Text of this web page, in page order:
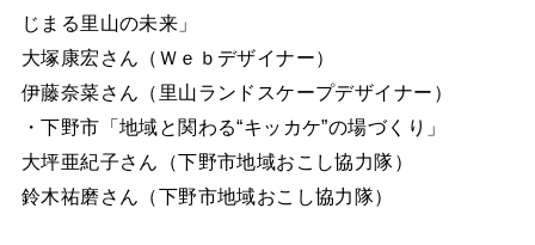
じまる里山の未来」
大塚康宏さん（Ｗｅｂデザイナー）
伊藤奈菜さん（里山ランドスケープデザイナー）
・下野市「地域と関わる“キッカケ”の場づくり」
大坪亜紀子さん（下野市地域おこし協力隊）
鈴木祐磨さん（下野市地域おこし協力隊）